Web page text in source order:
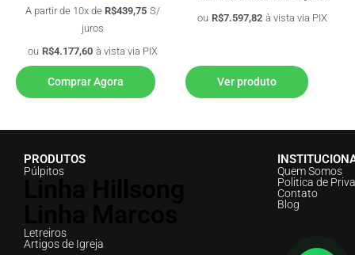
A partir de 10x de R$439,75 S/
juros
ou R$4.177,60 à vista via PIX
Comprar Agora
ou R$7.597,82 à vista via PIX
Ver produto
PRODUTOS
Púlpitos
Letreiros
Artigos de Igreja
Quem Somos
Politica de
Contato
Blog